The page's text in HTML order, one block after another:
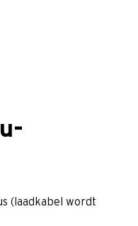
(laadkabel wordt